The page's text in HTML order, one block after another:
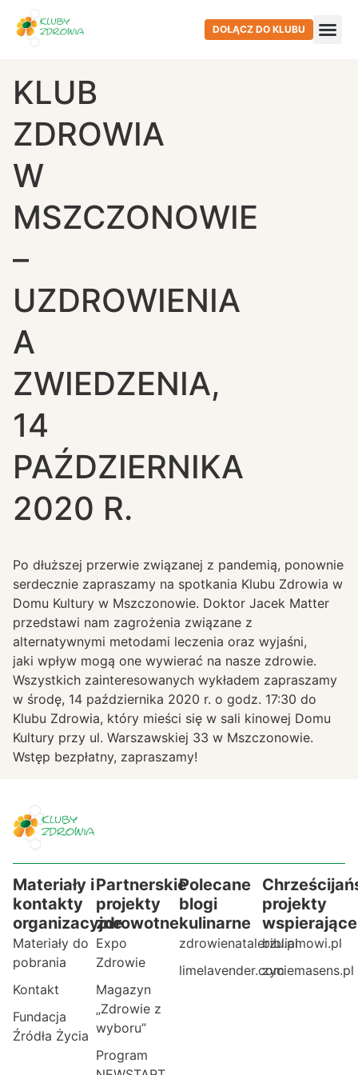
DOŁĄCZ DO KLUBU
KLUB
ZDROWIA
W
MSZCZONOWIE
–
UZDROWIENIA
A
ZWIEDZENIA,
14
PAŹDZIERNIKA
2020 R.
Po dłuższej przerwie związanej z pandemią, ponownie
serdecznie zapraszamy na spotkania Klubu Zdrowia w
Domu Kultury w Mszczonowie. Doktor Jacek Matter
przedstawi nam zagrożenia związane z
alternatywnymi metodami leczenia oraz wyjaśni,
jaki wpływ mogą one wywierać na nasze zdrowie.
Wszystkich zainteresowanych wykładem zapraszamy
w środę, 14 października 2020 r. o godz. 17:30 do
Klubu Zdrowia, który mieści się w sali kinowej Domu
Kultury przy ul. Warszawskiej 33 w Mszczonowie.
Wstęp bezpłatny, zapraszamy!
Materiały i
kontakty
organizacyjne
Materiały do
pobrania
Kontakt
Fundacja
Źródła Życia
Partnerskie
projekty
zdrowotne
Expo
Zdrowie
Magazyn
„Zdrowie z
wyboru”
Program
Polecane
blogi
kulinarne
zdrowienatalerzu.pl
limelavender.com
projekty
wspierające
bibliamowi.pl
zyciemasens.pl